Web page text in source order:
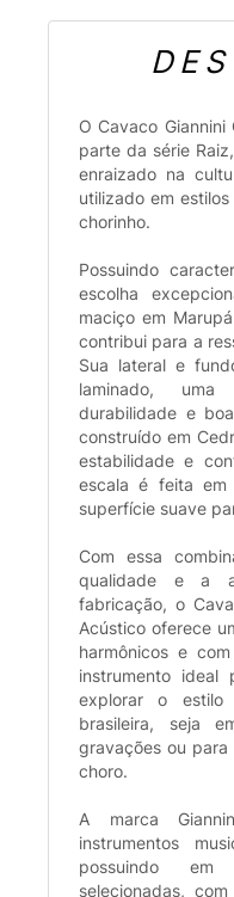
O Cavaco Giannini
parte da série
enraizado na
utilizado em
chorinho.
Possuindo
escolha
maciço em
contribui para a
Sua lateral e
laminado,
durabilidade e
construído em
estabilidade e
escala é feita em
superfície suave
Com essa
qualidade e a
fabricação, o
Acústico oferece
harmônicos e
instrumento ideal
explorar o
brasileira, seja
gravações ou
choro.
A marca
instrumentos
possuindo
selecionadas,